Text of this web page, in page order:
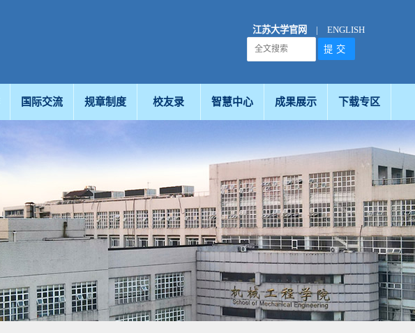
江苏大学官网 | ENGLISH
国际交流 规章制度 校友录 智慧中心 成果展示 下载专区